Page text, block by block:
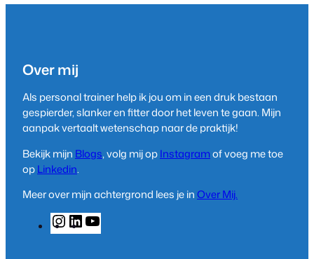
Over mij
Als personal trainer help ik jou om in een druk bestaan
gespierder, slanker en fitter door het leven te gaan. Mijn
aanpak vertaalt wetenschap naar de praktijk!
Bekijk mijn Blogs, volg mij opInstagramof voeg me toe
opLinkedin.
Meer over mijn achtergrond lees je inOver Mij.
n
L
i
o